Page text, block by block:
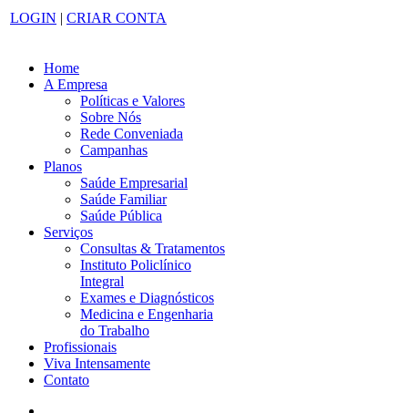
LOGIN | CRIAR CONTA
Home
A Empresa
Políticas e Valores
Sobre Nós
Rede Conveniada
Campanhas
Planos
Saúde Empresarial
Saúde Familiar
Saúde Pública
Serviços
Consultas & Tratamentos
Instituto Policlínico
Integral
Exames e Diagnósticos
Medicina e Engenharia
do Trabalho
Profissionais
Viva Intensamente
Contato